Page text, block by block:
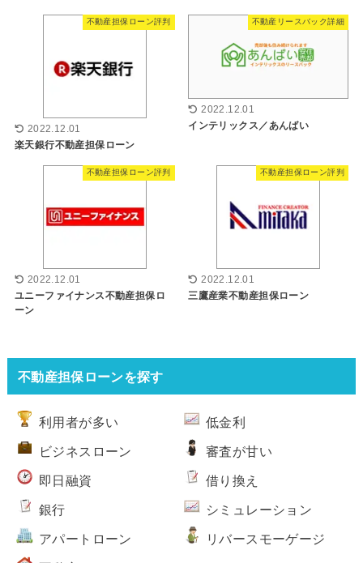
不動産担保ローン評判
2022.12.01
楽天銀行不動産担保ローン
不動産リースバック詳細
2022.12.01
インテリックス／あんばい
不動産担保ローン評判
2022.12.01
ユニーファイナンス不動産担保ロ
ーン
不動産担保ローン評判
2022.12.01
三鷹産業不動産担保ローン
不動産担保ローンを探す
利用者が多い 低金利
ビジネスローン 審査が甘い
即日融資 借り換え
銀行 シミュレーション
アパートローン リバースモーゲージ